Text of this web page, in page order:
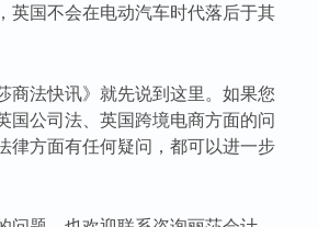
英国不会在电动汽车时代落后于其
商法快讯》就先说到这里。如果您
国公司法、英国跨境电商方面的问
律方面有任何疑问，都可以进一步